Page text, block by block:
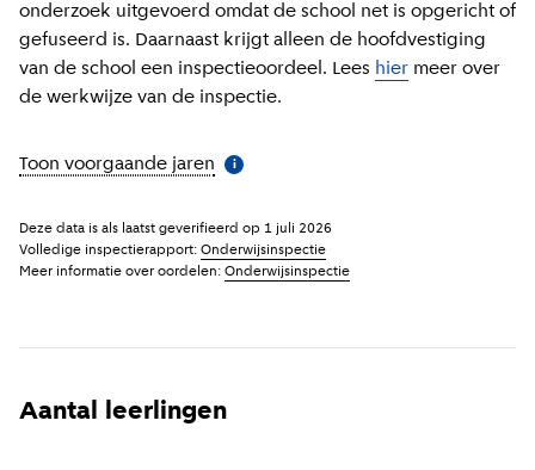
onderzoek uitgevoerd omdat de school net is opgericht of
gefuseerd is. Daarnaast krijgt alleen de hoofdvestiging
van de school een inspectieoordeel. Lees hier meer over
de werkwijze van de inspectie.
Toon voorgaande jaren Meer informatie
i
Deze data is als laatst geverifieerd op 1 juli 2026
Volledige inspectierapport: Onderwijsinspectie
Meer informatie over oordelen: Onderwijsinspectie
Aantal leerlingen